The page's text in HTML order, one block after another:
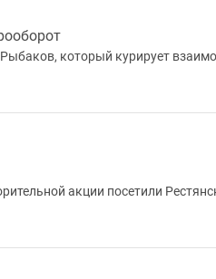
который курирует
акции посетили